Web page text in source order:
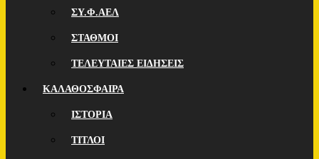
ΣΥ.Φ.ΑΕΛ
ΣΤΑΘΜΟΙ
ΤΕΛΕΥΤΑΙΕΣ ΕΙΔΗΣΕΙΣ
ΚΑΛΑΘΟΣΦΑΙΡΑ
ΙΣΤΟΡΙΑ
ΤΙΤΛΟΙ